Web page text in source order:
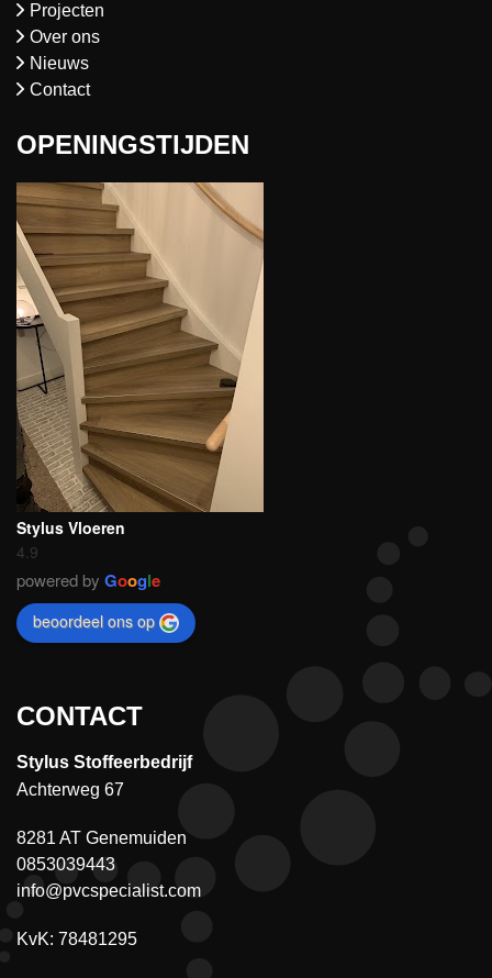
Projecten
Over ons
Nieuws
Contact
OPENINGSTIJDEN
Stylus Vloeren
4.9
powered by Google
beoordeel ons op
CONTACT
Stylus Stoffeerbedrijf
Achterweg 67
8281 AT Genemuiden
0853039443
info@pvcspecialist.com
KvK: 78481295